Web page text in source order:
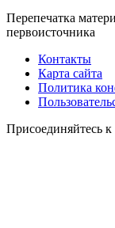
Перепечатка
первоисточника
Контакты
Карта сайта
Политика
Присоединяйтесь